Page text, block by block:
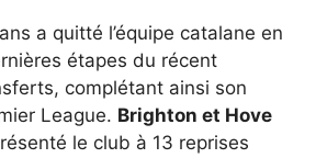
a quitté l’équipe catalane en
étapes du récent
complétant ainsi son
League. Brighton et Hove
le club à 13 reprises